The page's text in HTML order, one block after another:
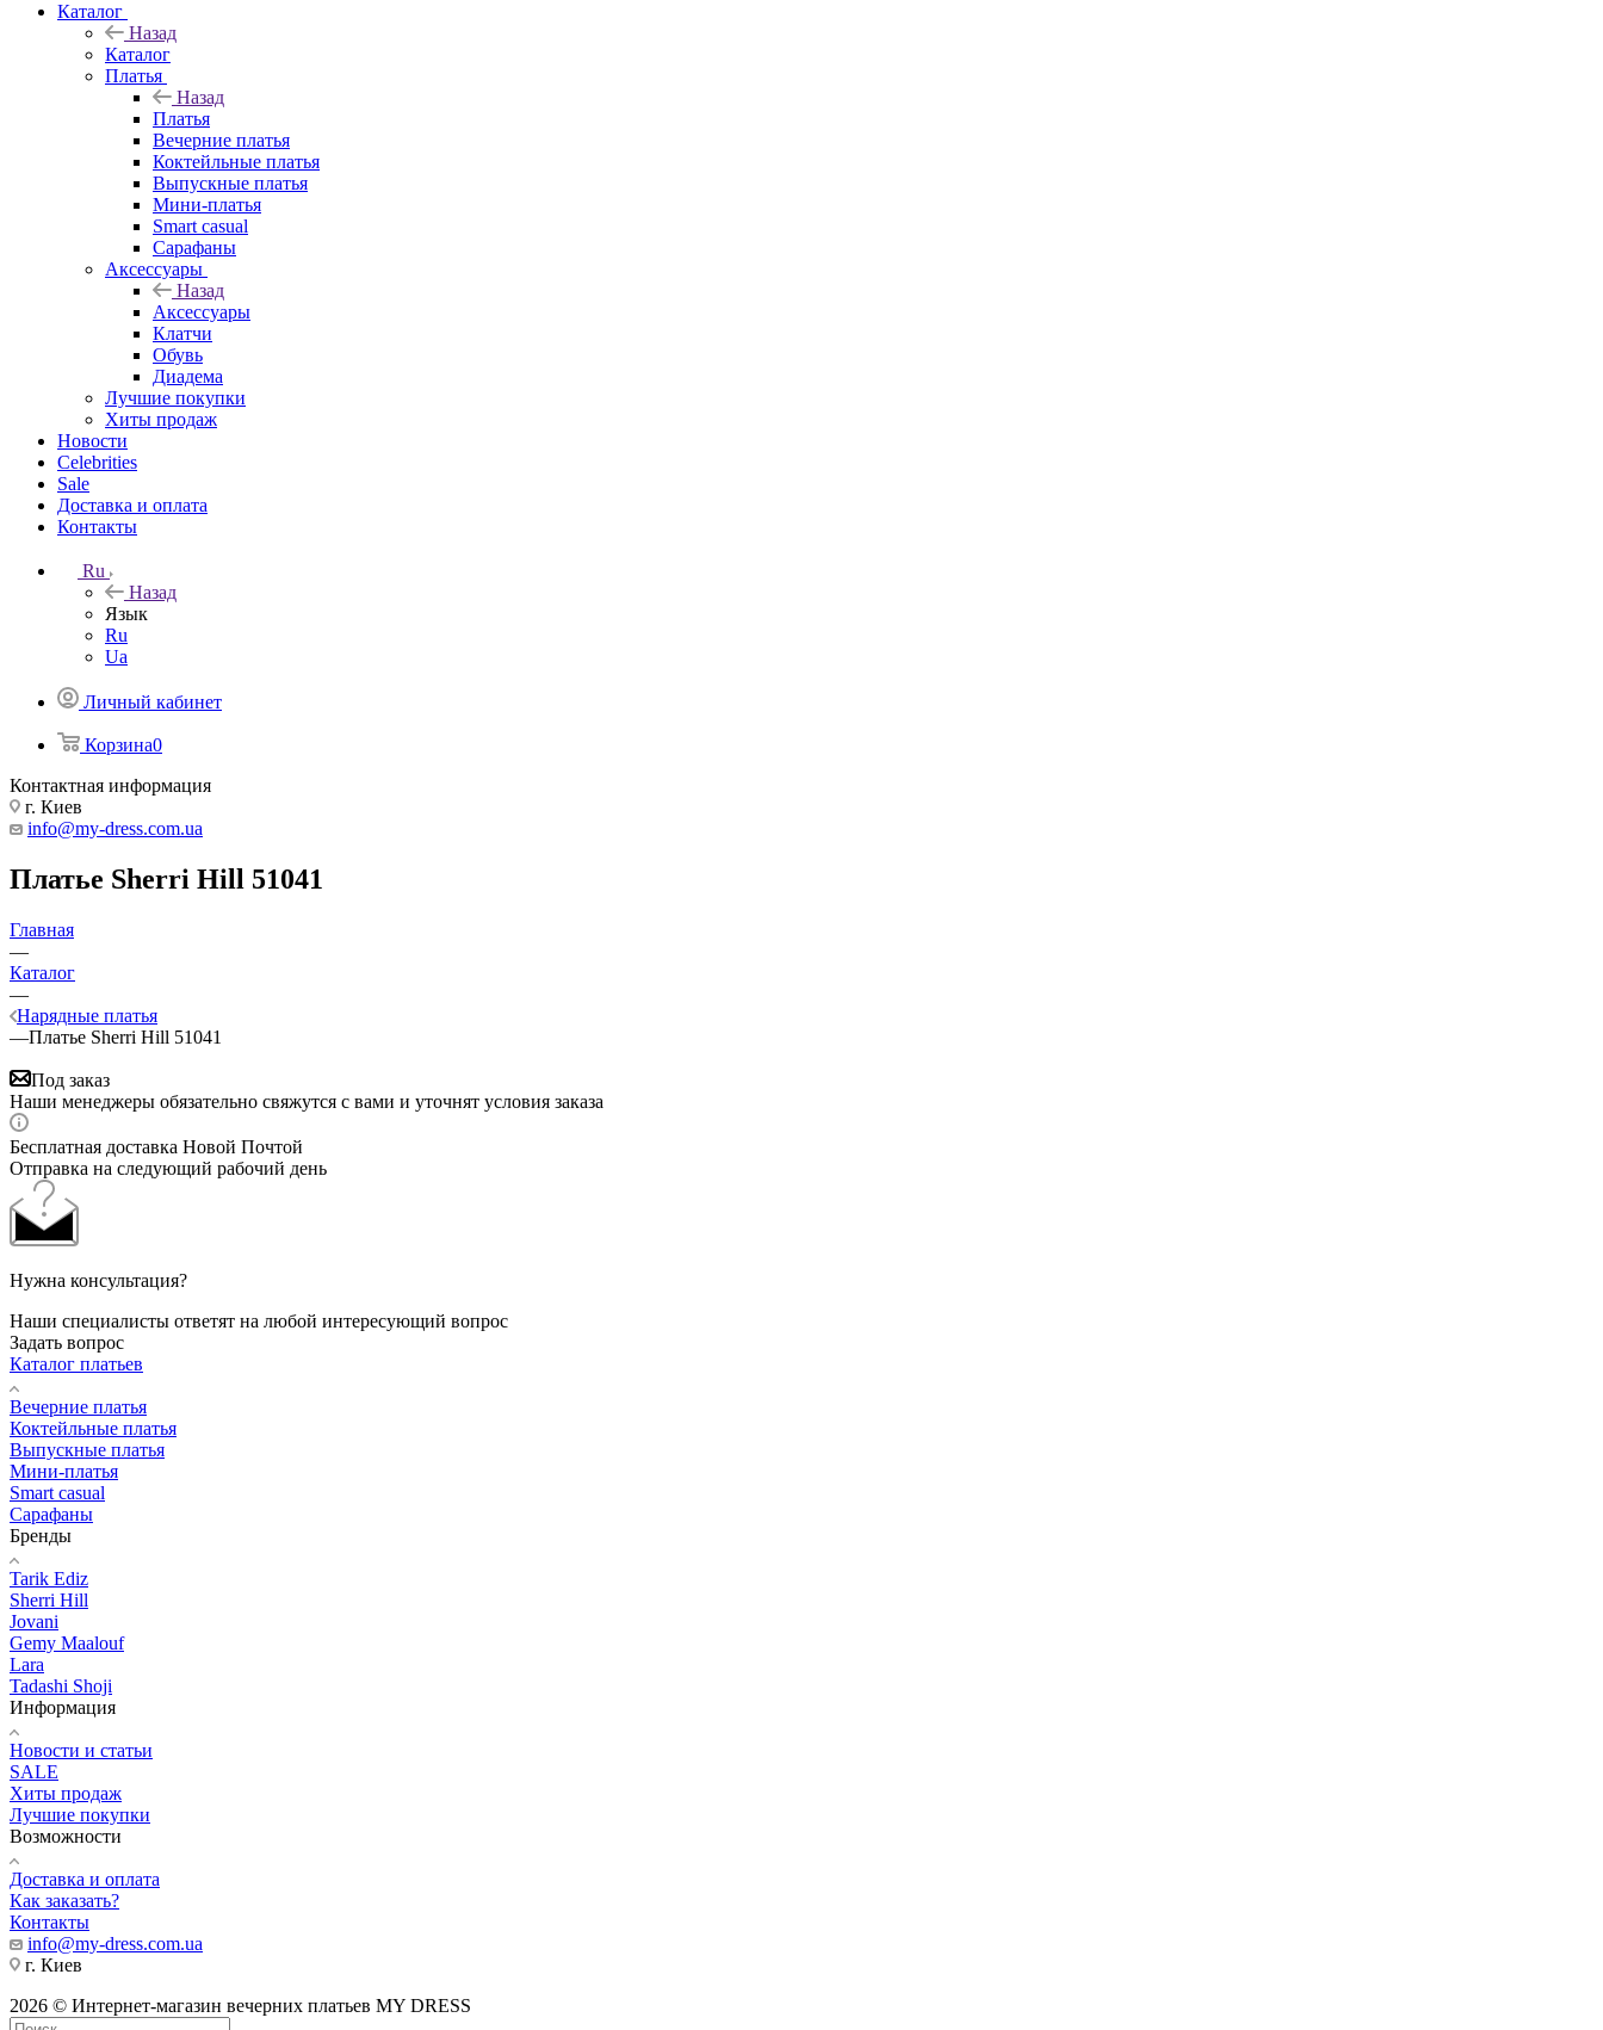
Каталог
Назад
Каталог
Платья
Назад
Платья
Вечерние платья
Коктейльные платья
Выпускные платья
Мини-платья
Smart casual
Сарафаны
Аксессуары
Назад
Аксессуары
Клатчи
Обувь
Диадема
Лучшие покупки
Хиты продаж
Новости
Celebrities
Sale
Доставка и оплата
Контакты
Ru
Назад
Язык
Ru
Ua
Личный кабинет
Корзина0
Контактная информация
г. Киев
info@my-dress.com.ua
Платье Sherri Hill 51041
Главная
—
Каталог
—
Нарядные платья
—Платье Sherri Hill 51041
Под заказ
Наши менеджеры обязательно свяжутся с вами и уточнят условия заказа
Бесплатная доставка Новой Почтой
Отправка на следующий рабочий день
Нужна консультация?
Наши специалисты ответят на любой интересующий вопрос
Задать вопрос
Каталог платьев
Вечерние платья
Коктейльные платья
Выпускные платья
Мини-платья
Smart casual
Сарафаны
Бренды
Tarik Ediz
Sherri Hill
Jovani
Gemy Maalouf
Lara
Tadashi Shoji
Информация
Новости и статьи
SALE
Хиты продаж
Лучшие покупки
Возможности
Доставка и оплата
Как заказать?
Контакты
info@my-dress.com.ua
г. Киев
2026 © Интернет-магазин вечерних платьев MY DRESS